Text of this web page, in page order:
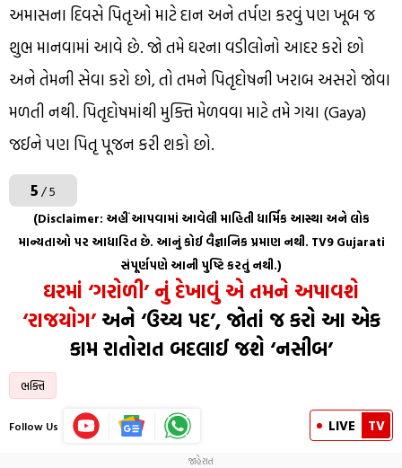
અમાસના દિવસે પિતૃઓ માટે દાન અને તર્પણ કરવું પણ ખૂબ જ
શુભ માનવામાં આવે છે. જો તમે ઘરના વડીલોનો આદર કરો છો
અને તેમની સેવા કરો છો, તો તમને પિતૃદોષની ખરાબ અસરો જોવા
મળતી નથી. પિતૃદોષમાંથી મુક્તિ મેળવવા માટે તમે ગયા (Gaya)
જઈને પણ પિતૃ પૂજન કરી શકો છો.
5/ 5
(Disclaimer: અહીં આપવામાં આવેલી માહિતી ધાર્મિક આસ્થા અને લોક
માન્યતાઓ પર આધારિત છે. આનું કોઈ વૈજ્ઞાનિક પ્રમાણ નથી. TV9 Gujarati
સંપૂર્ણપણે આની પુષ્ટિ કરતું નથી.)
ઘરમાં ‘ગરોળી’ નું દેખાવું એ તમને અપાવશે
‘રાજયોગ’અને ‘ઉચ્ચ પદ’, જોતાં જ કરો આ એક
કામ રાતોરાત બદલાઈ જશે ‘નસીબ’
ભક્તિ
Follow Us LIVE TV